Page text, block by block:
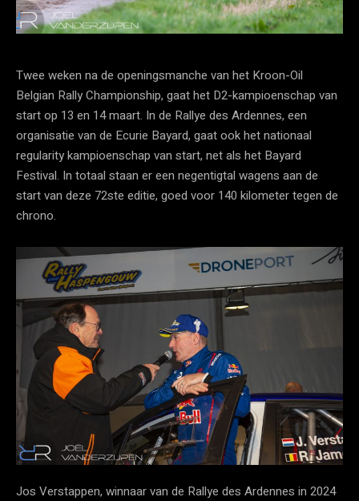
Twee weken na de openingsmanche van het Kroon-Oil
Belgian Rally Championship, gaat het D2-kampioenschap van
start op 13 en 14 maart. In de Rallye des Ardennes, een
organisatie van de Ecurie Bayard, gaat ook het nationaal
regularity kampioenschap van start, net als het Bayard
Festival. In totaal staan er een negentigtal wagens aan de
start van deze 72ste editie, goed voor 140 kilometer tegen de
chrono.
Jos Verstappen, winnaar van de Rallye des Ardennes in 2024